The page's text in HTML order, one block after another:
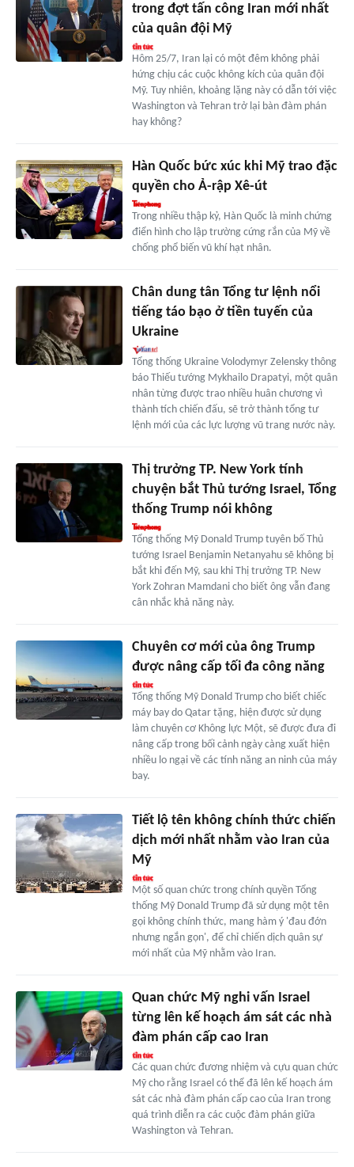
trong đợt tấn công Iran mới nhất
của quân đội Mỹ
Hôm 25/7, Iran lại có một đêm không phải
hứng chịu các cuộc không kích của quân đội
Mỹ. Tuy nhiên, khoảng lặng này có dẫn tới việc
Washington và Tehran trở lại bàn đàm phán
hay không?
Hàn Quốc bức xúc khi Mỹ trao đặc
quyền cho Ả-rập Xê-út
Trong nhiều thập kỷ, Hàn Quốc là minh chứng
điển hình cho lập trường cứng rắn của Mỹ về
chống phổ biến vũ khí hạt nhân.
Chân dung tân Tổng tư lệnh nổi
tiếng táo bạo ở tiền tuyến của
Ukraine
Tổng thống Ukraine Volodymyr Zelensky thông
báo Thiếu tướng Mykhailo Drapatyi, một quân
nhân từng được trao nhiều huân chương vì
thành tích chiến đấu, sẽ trở thành tổng tư
lệnh mới của các lực lượng vũ trang nước này.
Thị trưởng TP. New York tính
chuyện bắt Thủ tướng Israel, Tổng
thống Trump nói không
Tổng thống Mỹ Donald Trump tuyên bố Thủ
tướng Israel Benjamin Netanyahu sẽ không bị
bắt khi đến Mỹ, sau khi Thị trưởng TP. New
York Zohran Mamdani cho biết ông vẫn đang
cân nhắc khả năng này.
Chuyên cơ mới của ông Trump
được nâng cấp tối đa công năng
Tổng thống Mỹ Donald Trump cho biết chiếc
máy bay do Qatar tặng, hiện được sử dụng
làm chuyên cơ Không lực Một, sẽ được đưa đi
nâng cấp trong bối cảnh ngày càng xuất hiện
nhiều lo ngại về các tính năng an ninh của máy
bay.
Tiết lộ tên không chính thức chiến
dịch mới nhất nhằm vào Iran của
Mỹ
Một số quan chức trong chính quyền Tổng
thống Mỹ Donald Trump đã sử dụng một tên
gọi không chính thức, mang hàm ý 'đau đớn
nhưng ngắn gọn', để chỉ chiến dịch quân sự
mới nhất của Mỹ nhằm vào Iran.
Quan chức Mỹ nghi vấn Israel
từng lên kế hoạch ám sát các nhà
đàm phán cấp cao Iran
Các quan chức đương nhiệm và cựu quan chức
Mỹ cho rằng Israel có thể đã lên kế hoạch ám
sát các nhà đàm phán cấp cao của Iran trong
quá trình diễn ra các cuộc đàm phán giữa
Washington và Tehran.